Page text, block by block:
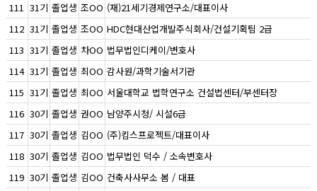
111 31기 졸업생 조OO (재)21세기경제연구소/대표이사
112 31기 졸업생 조OO HDC현대산업개발주식회사/건설기획팀 2급
113 31기 졸업생 차OO 법무법인디케이/변호사
114 31기 졸업생 최OO 감사원/과학기술서기관
115 31기 졸업생 최OO 서울대학교 법학연구소 건설법센터/부센터장
116 30기 졸업생 권OO 남양주시청/ 시설6급
117 30기 졸업생 김OO (주)킴스프로젝트/대표이사
118 30기 졸업생 김OO 법무법인 덕수 / 소속변호사
119 30기 졸업생 김OO 건축사사무소 봄 / 대표